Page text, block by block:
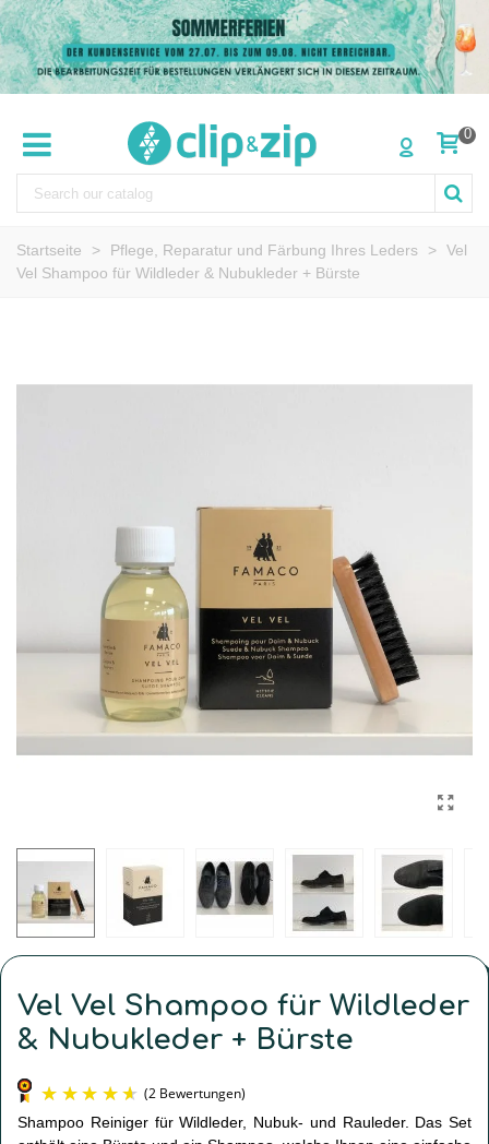
0
Startseite > Pflege, Reparatur und Färbung Ihres Leders > Vel
Vel Shampoo für Wildleder & Nubukleder + Bürste
Vel Vel Shampoo für Wildleder
& Nubukleder + Bürste
Shampoo Reiniger für Wildleder, Nubuk- und Rauleder. Das Set